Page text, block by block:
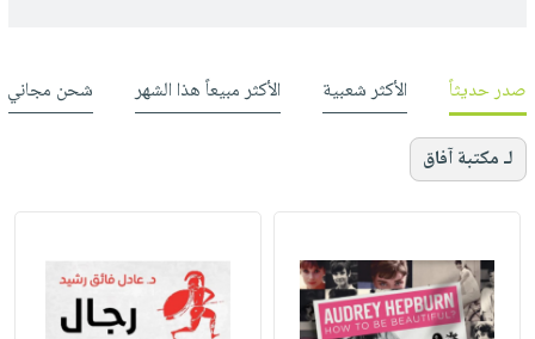
صدر حديثاً الأكثر شعبية الأكثر مبيعاً هذا الشهر شحن مجاني
لـ مكتبة آفاق